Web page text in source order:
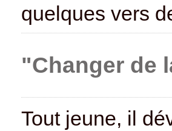
quelques vers
"Changer de
Tout jeune, il